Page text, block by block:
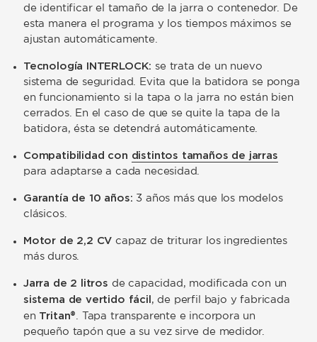
de identificar el tamaño de la jarra o contenedor. De
esta manera el programa y los tiempos máximos se
ajustan automáticamente.
Tecnología INTERLOCK:se trata de un nuevo
sistema de seguridad. Evita que la batidora se ponga
en funcionamiento si la tapa o la jarra no están bien
cerrados. En el caso de que se quite la tapa de la
batidora, ésta se detendrá automáticamente.
Compatibilidad con distintos tamaños de jarras
para adaptarse a cada necesidad.
Garantía de 10 años: 3 años más que los modelos
clásicos.
Motor de 2,2 CVcapaz de triturar los ingredientes
más duros.
Jarra de 2 litros de capacidad, modificada con un
sistema de vertido fácil, de perfil bajo y fabricada
en Tritan® . Tapa transparente e incorpora un
pequeño tapón que a su vez sirve de medidor.